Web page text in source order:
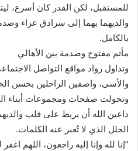
للمستقبل، لكن القدر كان أسرع،
والديهما بهما إلى سرادق عزاء
بالكامل.
​مأتم مفتوح وصدمة بين الأهالي
​وتداول رواد مواقع التواصل
والأسى، واصفين الراحلين بحسن
وتحولت صفحات ومجموعات أبناء
داعين الله أن يربط على قلب
الجلل الذي لا تُعبر عنه الكلمات.
​”إنا لله وإنا إليه راجعون، اللهم